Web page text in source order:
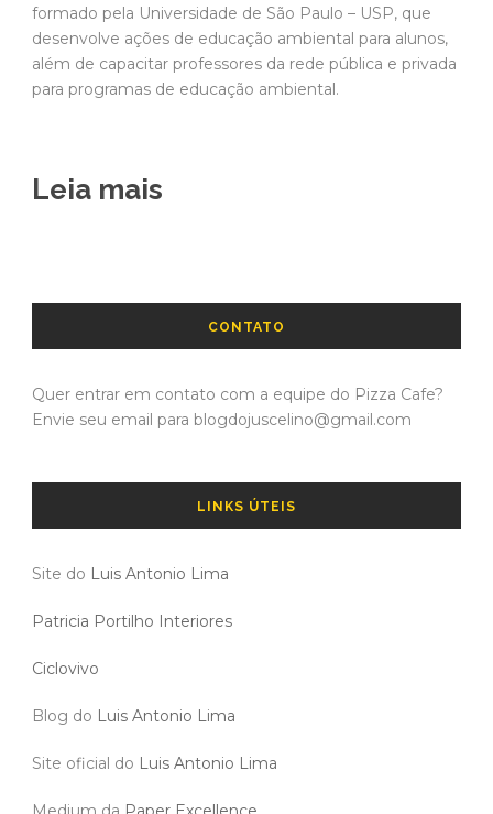
formado pela Universidade de São Paulo – USP, que
desenvolve ações de educação ambiental para alunos,
além de capacitar professores da rede pública e privada
para programas de educação ambiental.
Leia mais
CONTATO
Quer entrar em contato com a equipe do Pizza Cafe?
Envie seu email para blogdojuscelino@gmail.com
LINKS ÚTEIS
Site do Luis Antonio Lima
Patricia Portilho Interiores
Ciclovivo
Blog do Luis Antonio Lima
Site oficial do Luis Antonio Lima